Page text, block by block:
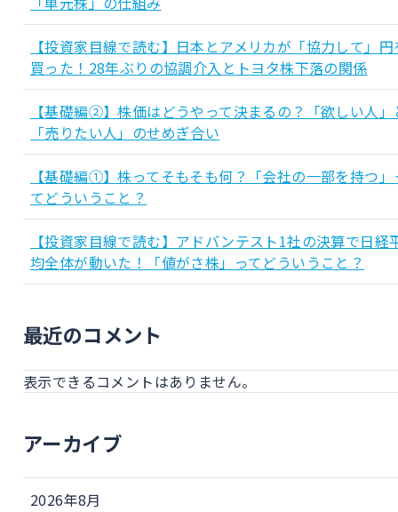
【投資家目線で読む】日本とアメリカが「協力して」円
買った！28年ぶりの協調介入とトヨタ株下落の関係
【基礎編②】株価はどうやって決まるの？「欲しい人」
「売りたい人」のせめぎ合い
【基礎編①】株ってそもそも何？「会社の一部を持つ」
てどういうこと？
【投資家目線で読む】アドバンテスト1社の決算で日経
均全体が動いた！「値がさ株」ってどういうこと？
最近のコメント
表示できるコメントはありません。
アーカイブ
2026年8月